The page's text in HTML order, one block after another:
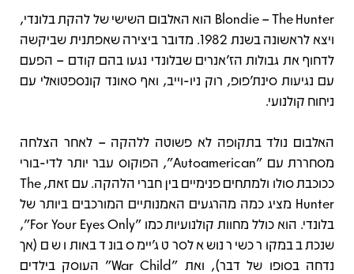
תיאור
Blondie – The Hunter הוא האלבום השישי של להקת בלונדי,
ויצא לראשונה בשנת 1982. מדובר ביצירה שאפתנית שביקשה
לדחוף את גבולות הז’אנרים שבלונדי נגעו בהם קודם – הפעם
עם נגיעות סינת'פופ, רוק ניו-וייב, ואף סאונד קונספטואלי עם
ניחוח קולנועי.
האלבום נולד בתקופה לא פשוטה ללהקה – לאחר הצלחה
מסחררת עם "Autoamerican", הפוקוס עבר יותר לדי-בורי
ככוכבת סולו ולמתחים פנימיים בין חברי הלהקה. עם זאת, The
Hunter מציג כמה מהרגעים האמנותיים המורכבים ביותר של
בלונדי. הוא כולל מחוות קולנועיות כמו "For Your Eyes Only",
שנכתב במקור כשיר נושא לסרט ג'יימס בונד באותו שם (אך
נדחה בסופו של דבר), ואת "War Child" העוסק בילדים